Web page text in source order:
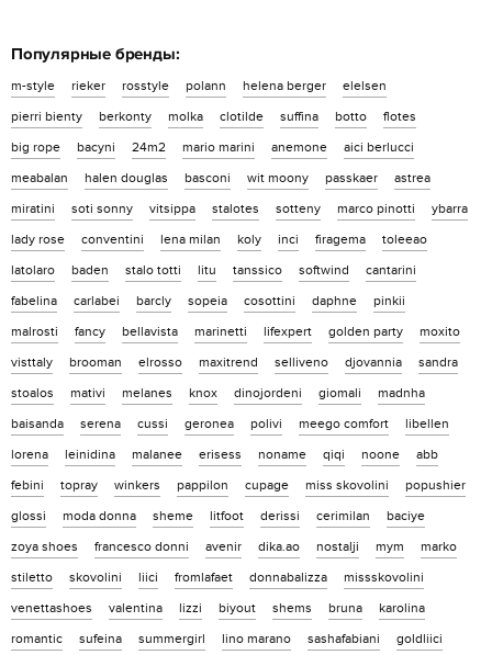
Популярные бренды:
m-style rieker rosstyle polann helena berger
elelsen
pierri bienty
berkonty molka clotilde suffina botto
flotes
big rope
bacyni 24m2 mario marini anemone
aici berlucci
meabalan
halen douglas basconi wit moony passkaer
astrea
miratini
soti sonny vitsippa stalotes sotteny marco pinotti
ybarra
lady rose
conventini lena milan koly inci firagema
toleeao
latolaro
baden stalo totti litu tanssico softwind
cantarini
fabelina
carlabei barcly sopeia cosottini daphne
pinkii
malrosti
fancy bellavista marinetti lifexpert golden party
moxito
visttaly
brooman elrosso maxitrend selliveno djovannia
sandra
stoalos
mativi melanes knox dinojordeni giomali
madnha
baisanda
serena cussi geronea polivi meego comfort
libellen
lorena
leinidina malanee erisess noname qiqi noone
abb
febini
topray winkers pappilon cupage miss skovolini
popushier
glossi
moda donna sheme litfoot derissi cerimilan
baciye
zoya shoes
francesco donni avenir dika.ao nostalji mym
marko
stiletto
skovolini liici fromlafaet donnabalizza
missskovolini
venettashoes
valentina lizzi biyout shems bruna
karolina
romantic
sufeina summergirl lino marano sashafabiani
goldliici